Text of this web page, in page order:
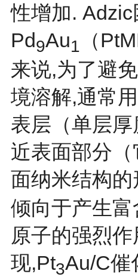
性增加.
Pd9Au1 （
来说,为了避
境溶解,通常
表层（单层
近表面部分
面纳米结构
倾向于产生
原子的强烈
现,Pt3Au/C催